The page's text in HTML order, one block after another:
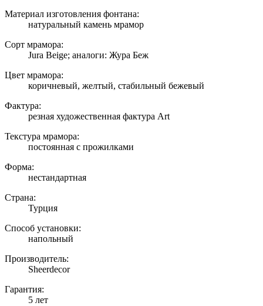
Материал изготовления фонтана:
натуральный камень мрамор
Сорт мрамора:
Jura Beige; аналоги: Жура Беж
Цвет мрамора:
коричневый, желтый, стабильный бежевый
Фактура:
резная художественная фактура Art
Текстура мрамора:
постоянная с прожилками
Форма:
нестандартная
Страна:
Турция
Способ установки:
напольный
Производитель:
Sheerdecor
Гарантия:
5 лет